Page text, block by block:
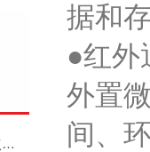
2026工业气体检测仪采购要点：如何分辨固定式、复合、泵吸式检测仪优劣
据和
●红外
外置
间、